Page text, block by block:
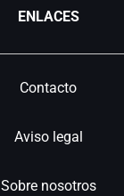
ENLACES
Contacto
Aviso legal
Sobre nosotros